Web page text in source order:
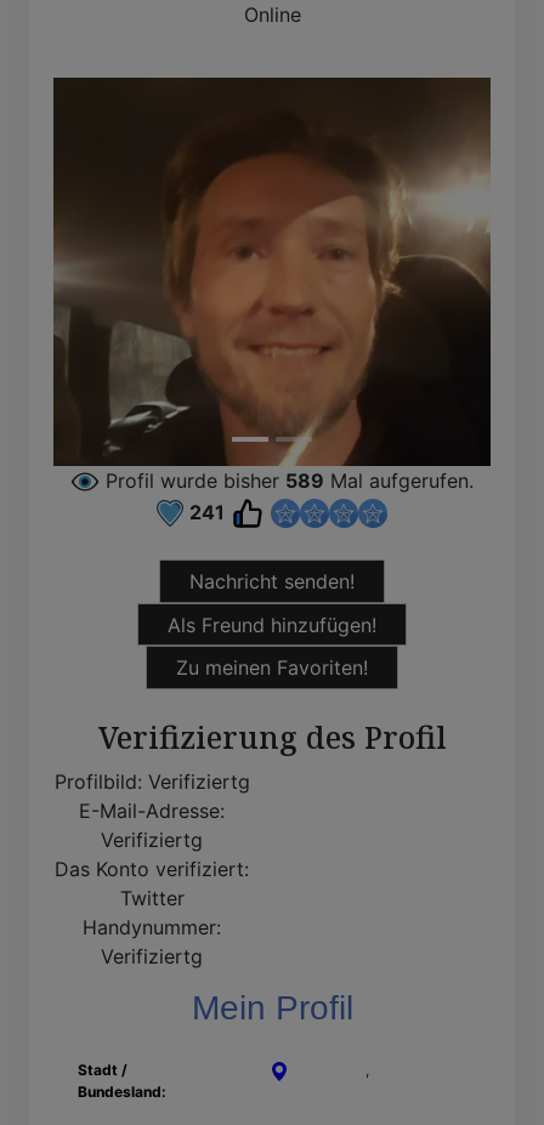
Online
Profil wurde bisher 589 Mal aufgerufen.
241
Nachricht senden!
Als Freund hinzufügen!
Zu meinen Favoriten!
Verifizierung des Profil
Profilbild: Verifiziertg
E-Mail-Adresse:
Verifiziertg
Das Konto verifiziert:
Twitter
Handynummer:
Verifiziertg
Mein Profil
Stadt /
Bundesland:
,